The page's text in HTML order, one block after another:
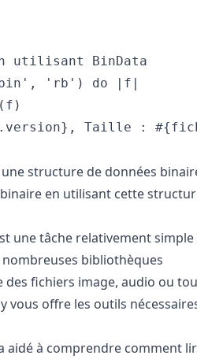
utilisant BinData
'rb') do |f|
Taille :
structure de données
en utilisant cette
une tâche relativement
bibliothèques
des fichiers image, audio ou
vous offre les outils
aidé à comprendre comment